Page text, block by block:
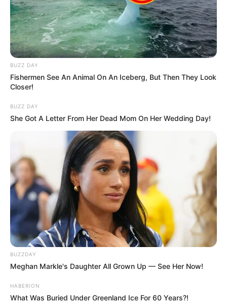
BUZZ DAY
Fishermen See An Animal On An Iceberg, But Then They Look
Closer!
BUZZ DAY
She Got A Letter From Her Dead Mom On Her Wedding Day!
BUZZDAY
Meghan Markle's Daughter All Grown Up — See Her Now!
HABERION
What Was Buried Under Greenland Ice For 60 Years?!